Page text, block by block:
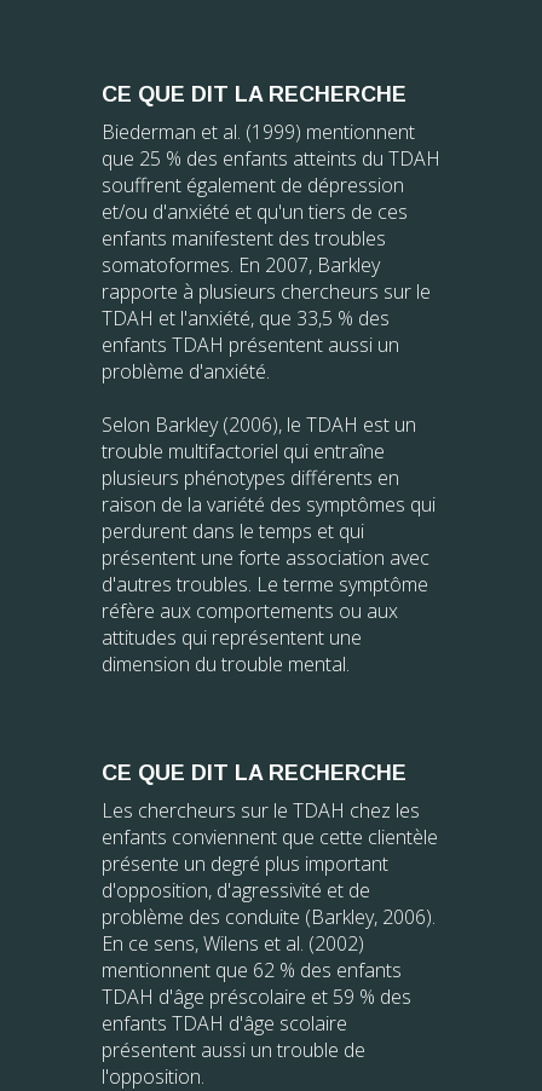
CE QUE DIT LA RECHERCHE
Biederman et al. (1999) mentionnent
que 25 % des enfants atteints du TDAH
souffrent également de dépression
et/ou d'anxiété et qu'un tiers de ces
enfants manifestent des troubles
somatoformes. En 2007, Barkley
rapporte à plusieurs chercheurs sur le
TDAH et l'anxiété, que 33,5 % des
enfants TDAH présentent aussi un
problème d'anxiété.
Selon Barkley (2006), le TDAH est un
trouble multifactoriel qui entraîne
plusieurs phénotypes différents en
raison de la variété des symptômes qui
perdurent dans le temps et qui
présentent une forte association avec
d'autres troubles. Le terme symptôme
réfère aux comportements ou aux
attitudes qui représentent une
dimension du trouble mental.
CE QUE DIT LA RECHERCHE
Les chercheurs sur le TDAH chez les
enfants conviennent que cette clientèle
présente un degré plus important
d'opposition, d'agressivité et de
problème des conduite (Barkley, 2006).
En ce sens, Wilens et al. (2002)
mentionnent que 62 % des enfants
TDAH d'âge préscolaire et 59 % des
enfants TDAH d'âge scolaire
présentent aussi un trouble de
l'opposition.